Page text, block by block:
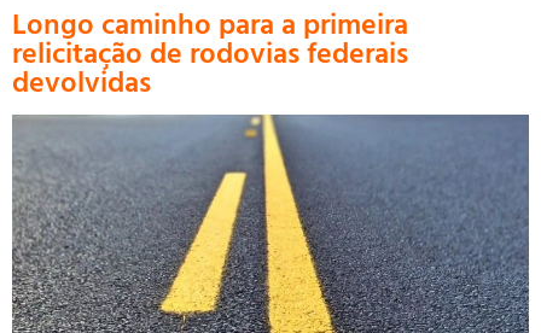
Longo caminho para a primeira
relicitação de rodovias federais
devolvidas